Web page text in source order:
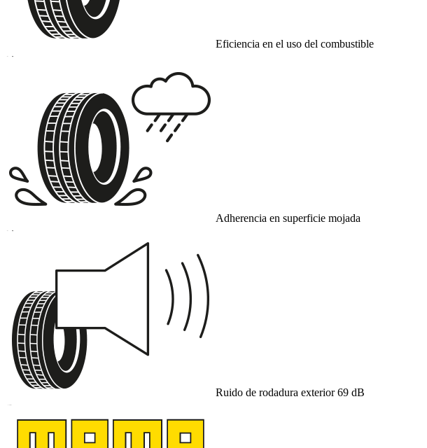
Eficiencia en el uso del combustible
D
Adherencia en superficie mojada
D
Ruido de rodadura exterior 69 dB
B